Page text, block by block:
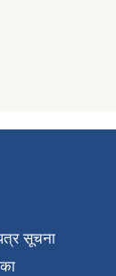
सूचना